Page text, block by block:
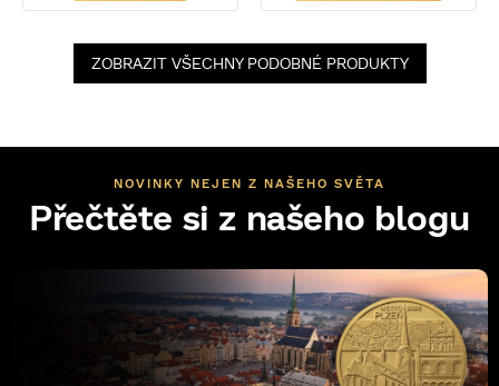
ZOBRAZIT VŠECHNY PODOBNÉ PRODUKTY
NOVINKY NEJEN Z NAŠEHO SVĚTA
Přečtěte si z našeho blogu